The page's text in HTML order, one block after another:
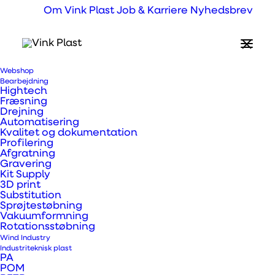
Om Vink Plast Job & Karriere Nyhedsbrev
Webshop
Bearbejdning
Hightech
Fræsning
Drejning
Automatisering
Kvalitet og dokumentation
Profilering
Afgratning
Gravering
Kit Supply
3D print
Substitution
Sprøjtestøbning
Vakuumformning
Rotationsstøbning
Wind Industry
Industriteknisk plast
PA
POM
Hvad er Roll-Up?
PP Nolite 210 tilbyder fantastisk kombination
af pris og kvalitet. Et stor sælgende produkt,
der giver flotte print og en holdbar “stayflat”
løsning. Solvoprint Nolite 175, er et premium
produkt i polyester og sølv bagside. Nolite175
giver high-end print og ridse robust
overflade.
Begge produkter kan anvendes inde – og
udendørs.